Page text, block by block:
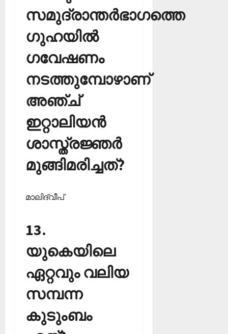
സമുദ്രാന്തര്‍ഭാഗത്തെ
ഗുഹയില്‍
ഗവേഷണം
നടത്തുമ്പോഴാണ്
അഞ്ച്
ഇറ്റാലിയന്‍
ശാസ്ത്രജ്ഞര്‍
മുങ്ങിമരിച്ചത്?
മാലിദ്വീപ്
‌13.
യുകെയിലെ
ഏറ്റവും വലിയ
സമ്പന്ന
കുടുംബം